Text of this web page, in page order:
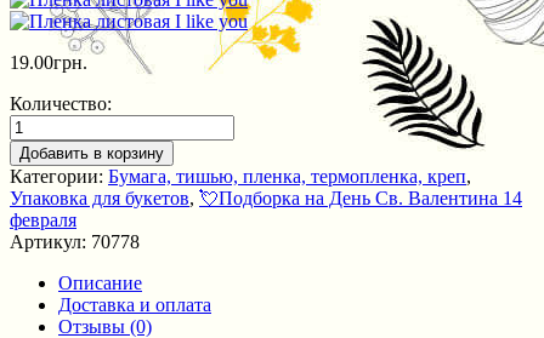
19.00грн.
Количество:
Добавить в корзину
Категории: Бумага, тишью, пленка, термопленка, креп,
Упаковка для букетов, 💘Подборка на День Св. Валентина 14
февраля
Артикул: 70778
Описание
Доставка и оплата
Отзывы (0)